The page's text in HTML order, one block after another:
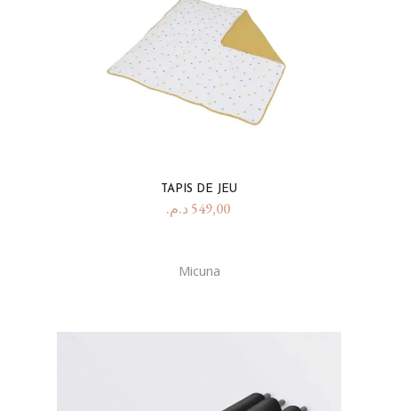
TAPIS DE JEU
549,00 د.م.
Micuna